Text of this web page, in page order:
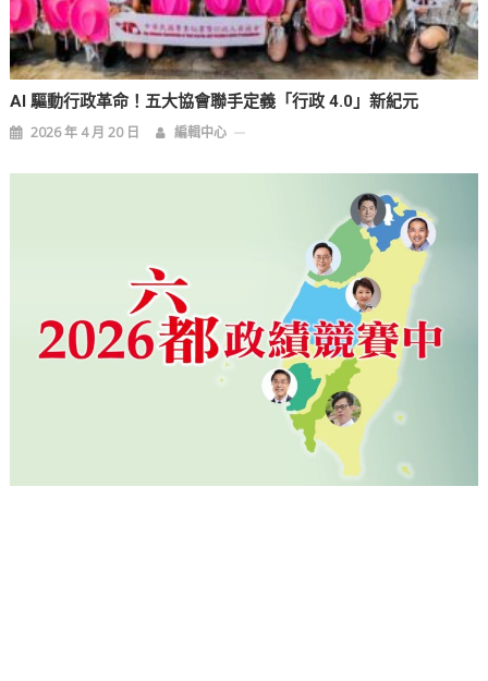
AI 驅動行政革命！五大協會聯手定義「行政 4.0」新紀元
2026 年 4 月 20 日 編輯中心